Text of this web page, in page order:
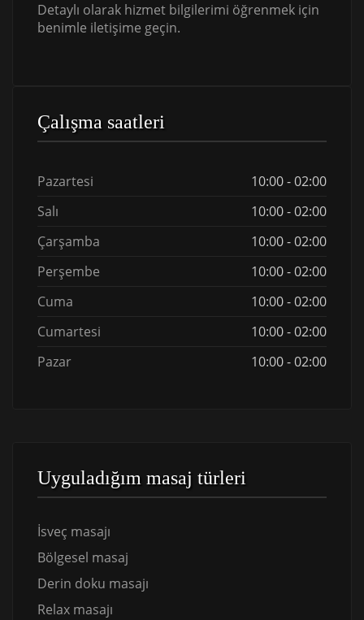
Detaylı olarak hizmet bilgilerimi öğrenmek için
benimle iletişime geçin.
Çalışma saatleri
Pazartesi
10:00 - 02:00
Salı
10:00 - 02:00
Çarşamba
10:00 - 02:00
Perşembe
10:00 - 02:00
Cuma
10:00 - 02:00
Cumartesi
10:00 - 02:00
Pazar
10:00 - 02:00
Uyguladığım masaj türleri
İsveç masajı
Bölgesel masaj
Derin doku masajı
Relax masajı